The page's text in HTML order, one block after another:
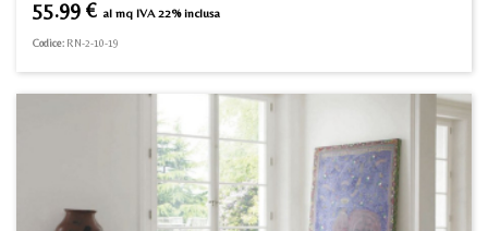
55.99 € al mq IVA 22% inclusa
Codice: RN-2-10-19